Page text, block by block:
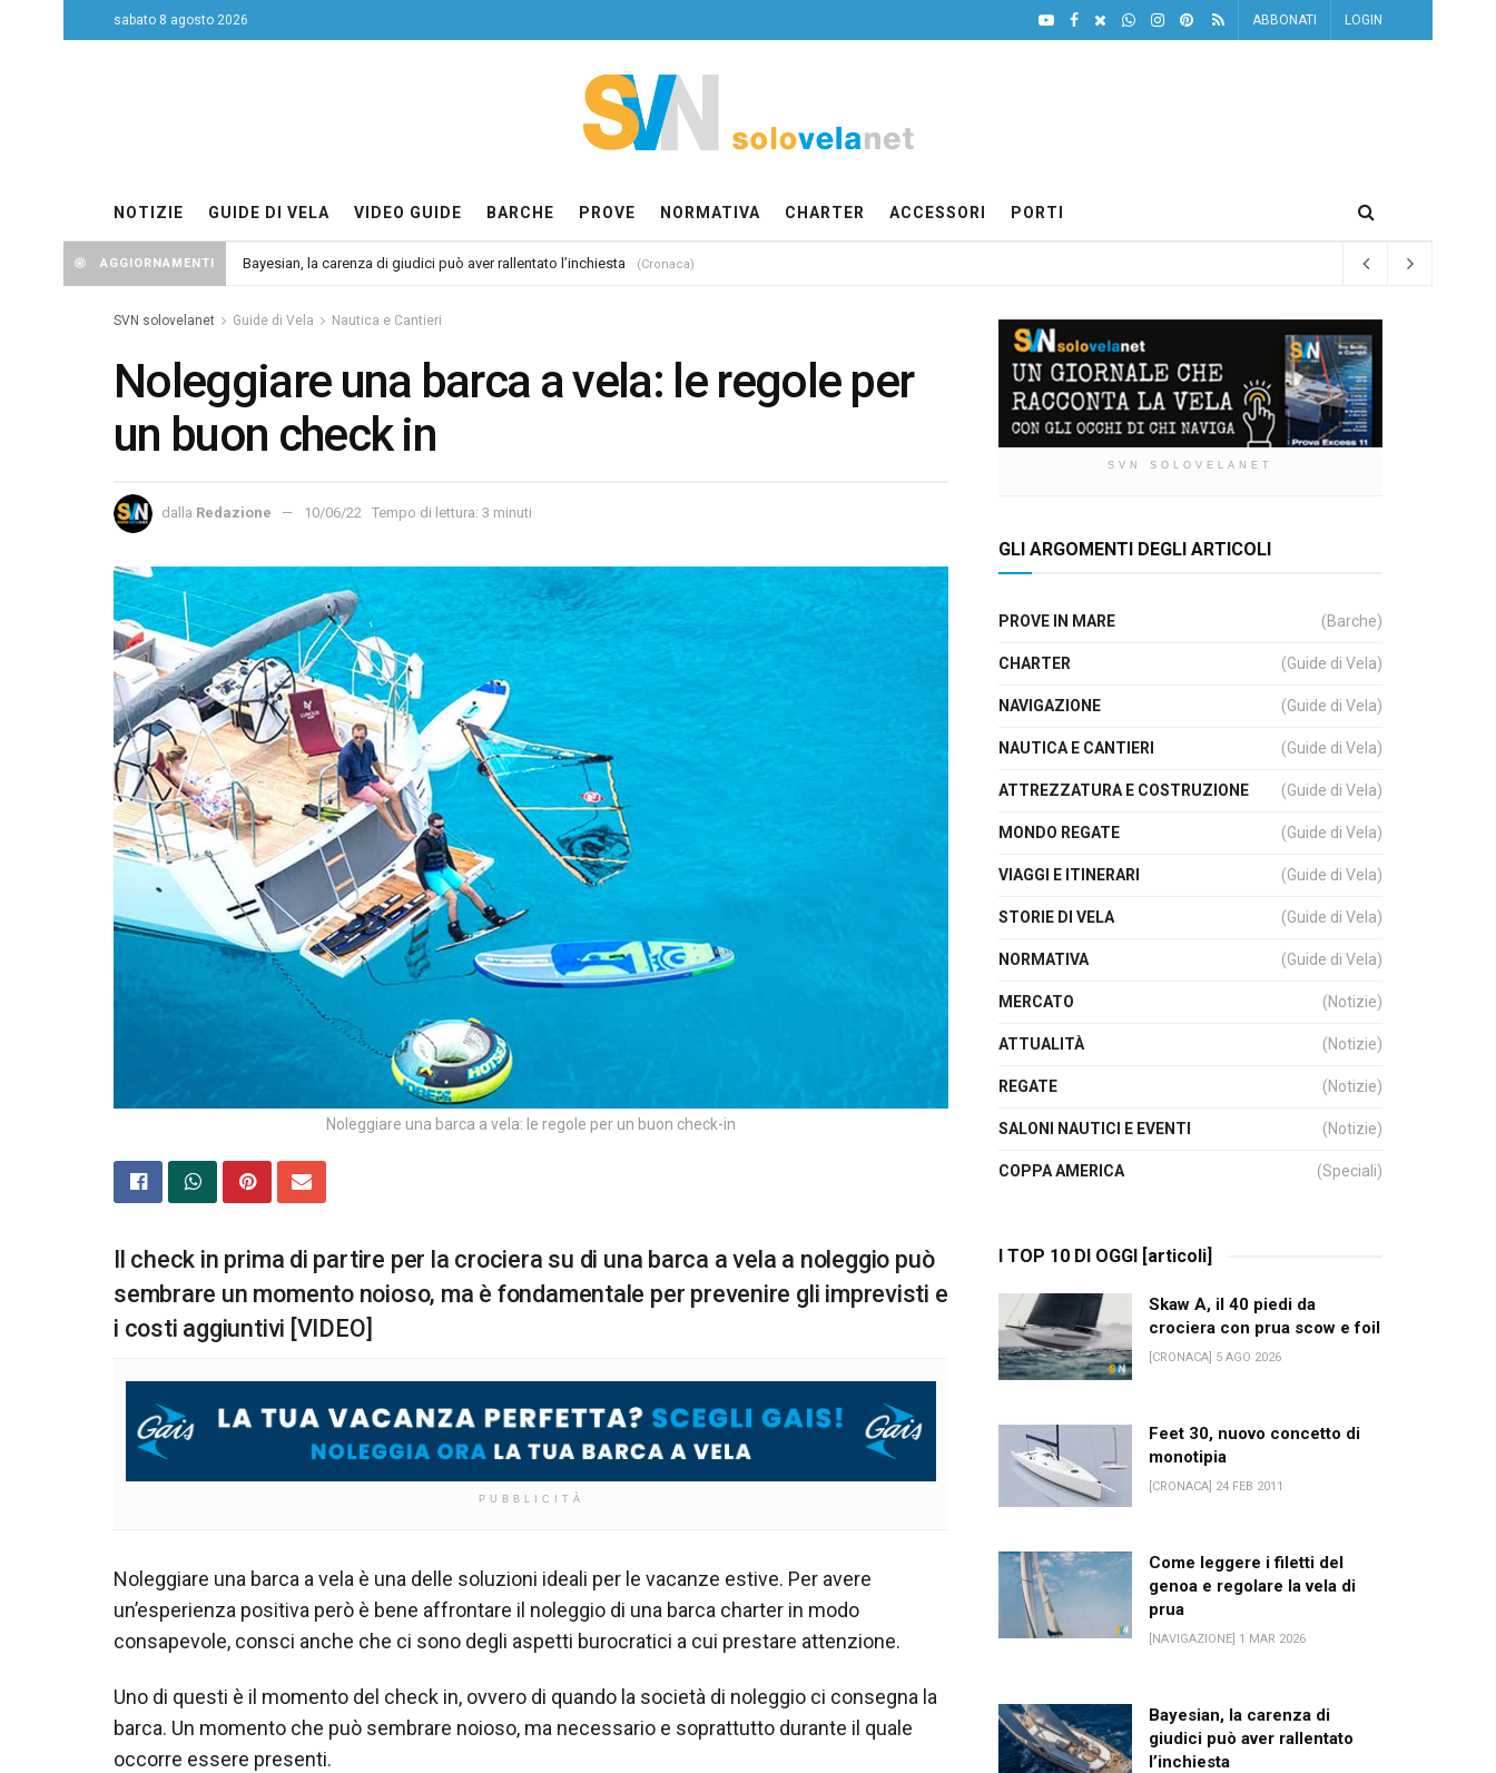
sabato 8 agosto 2026 ABBONATI LOGIN
NOTIZIE GUIDE DI VELA VIDEO GUIDE BARCHE PROVE NORMATIVA CHARTER ACCESSORI PORTI
AGGIORNAMENTI Bayesian, la carenza di giudici può aver rallentato l’inchiesta (Cronaca)
SVN solovelanet Guide di Vela Nautica e Cantieri
Noleggiare una barca a vela: le regole per
un buon check in
dalla Redazione 10/06/22 Tempo di lettura: 3 minuti
Noleggiare una barca a vela: le regole per un buon check-in
Il check in prima di partire per la crociera su di una barca a vela a noleggio può
sembrare un momento noioso, ma è fondamentale per prevenire gli imprevisti e
i costi aggiuntivi [VIDEO]
PUBBLICITÀ
Noleggiare una barca a vela è una delle soluzioni ideali per le vacanze estive. Per avere
un’esperienza positiva però è bene affrontare il noleggio di una barca charter in modo
consapevole, consci anche che ci sono degli aspetti burocratici a cui prestare attenzione.
Uno di questi è il momento del check in, ovvero di quando la società di noleggio ci consegna la
barca. Un momento che può sembrare noioso, ma necessario e soprattutto durante il quale
occorre essere presenti.
SVN SOLOVELANET
GLI ARGOMENTI DEGLI ARTICOLI
PROVE IN MARE (Barche)
CHARTER (Guide di Vela)
NAVIGAZIONE (Guide di Vela)
NAUTICA E CANTIERI (Guide di Vela)
ATTREZZATURA E COSTRUZIONE (Guide di Vela)
MONDO REGATE (Guide di Vela)
VIAGGI E ITINERARI (Guide di Vela)
STORIE DI VELA (Guide di Vela)
NORMATIVA (Guide di Vela)
MERCATO (Notizie)
ATTUALITÀ (Notizie)
REGATE (Notizie)
SALONI NAUTICI E EVENTI (Notizie)
COPPA AMERICA (Speciali)
I TOP 10 DI OGGI [articoli]
Skaw A, il 40 piedi da
crociera con prua scow e foil
[CRONACA] 5 AGO 2026
Feet 30, nuovo concetto di
monotipia
[CRONACA] 24 FEB 2011
Come leggere i filetti del
genoa e regolare la vela di
prua
[NAVIGAZIONE] 1 MAR 2026
Bayesian, la carenza di
giudici può aver rallentato
l’inchiesta